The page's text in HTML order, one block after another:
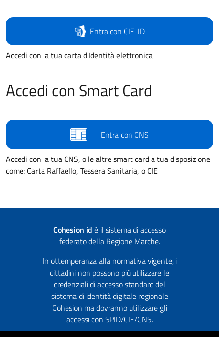
Entra con CIE-ID
Accedi con la tua carta d'Identità elettronica
Accedi con Smart Card
Entra con CNS
Accedi con la tua CNS, o le altre smart card a tua disposizione
come: Carta Raffaello, Tessera Sanitaria, o CIE
Cohesion id è il sistema di accesso
federato della Regione Marche.
In ottemperanza alla normativa vigente, i
cittadini non possono più utilizzare le
credenziali di accesso standard del
sistema di identità digitale regionale
Cohesion ma dovranno utilizzare gli
accessi con SPID/CIE/CNS.